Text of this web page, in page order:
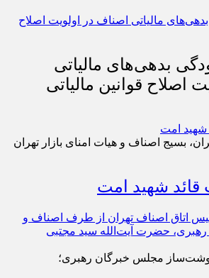
بدهی‌های مالیاتی
اصلاح قوانین مالیاتی
بسیج اصناف و هیات امنای بازار تهران
قائد شهید امت
مجلس خبرگان رهبری؛